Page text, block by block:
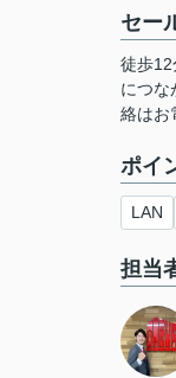
セー
徒歩12
につな
絡はお
ポイ
LAN
担当